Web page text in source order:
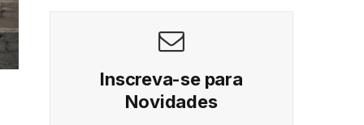
Inscreva-se para
Novidades